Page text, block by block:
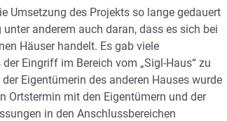
Umsetzung des Projekts so lange gedauert
unter anderem auch daran, dass es sich bei
Häuser handelt. Es gab viele
Eingriff im Bereich vom „Sigl-Haus“ zu
Eigentümerin des anderen Hauses wurde
Ortstermin mit den Eigentümern und der
in den Anschlussbereichen